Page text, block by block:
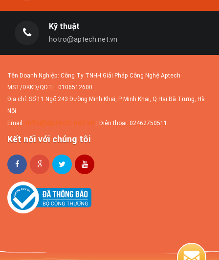
Kỹ thuật
hotro@aptech.net.vn
Tên Doanh Nghiệp: Công Ty TNHH Giải Pháp Công Nghệ Aptech
MST/ĐKKD/QĐTL: 0106512600
Địa chỉ: Số 11 Ngõ 243 Đường Minh Khai, P Minh Khai, Q Hai Bà Trưng, Hà
Nội
Email: info@aptech.net.vn | Điện thoại: 02462750511
Kết nối với chúng tôi